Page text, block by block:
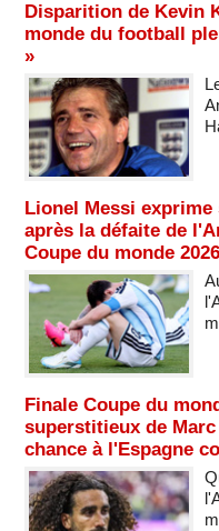
Disparition de Kevin
monde du football
»
Lionel Messi
après la défaite de
Coupe du monde 2026
Finale Coupe du
superstitieux de
chance à l'Espagne